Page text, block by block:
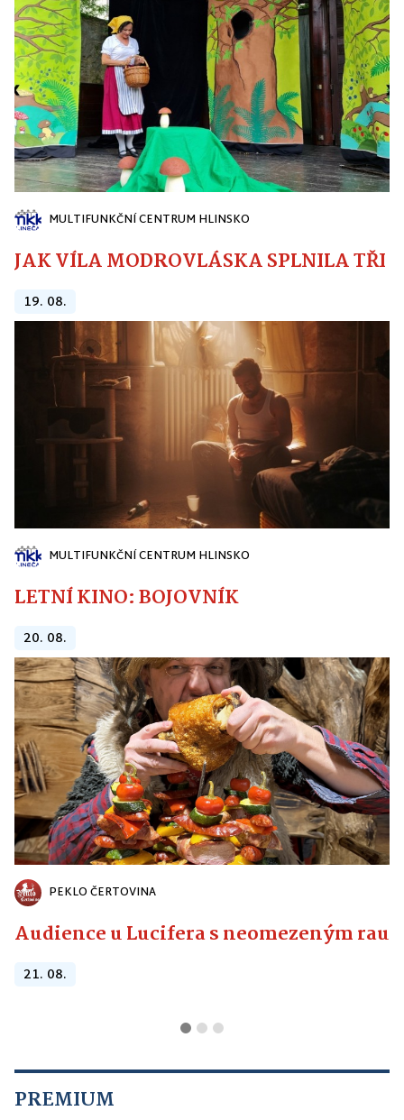
MULTIFUNKČNÍ CENTRUM HLINSKO
JAK VÍLA MODROVLÁSKA SPLNILA
19. 08.
MULTIFUNKČNÍ CENTRUM HLINSKO
LETNÍ KINO: BOJOVNÍK
20. 08.
PEKLO ČERTOVINA
Audience u Lucifera s neomezeným
21. 08.
PREMIUM